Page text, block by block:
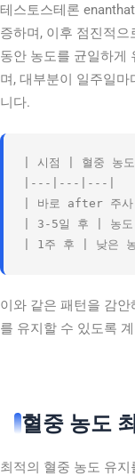
테스토스테론
증하며, 이후 점진적
동안 농도를 균일하게
며, 대부분이 일주일
니다.
| 시점 | 혈중 농
|---|---|---|
| 바로 after 주
| 3-5일 후 | 농도
이와 같은 패턴을 감
를 유지할 수 있도록
혈중 농도
최적의 혈중 농도 유